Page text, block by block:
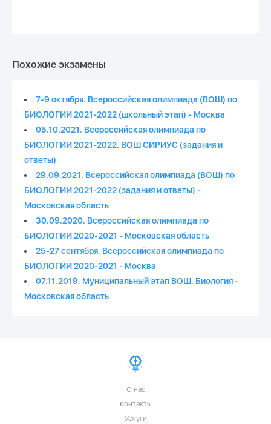
Похожие экзамены
7-9 октября. Всероссийская олимпиада (ВОШ) по
БИОЛОГИИ 2021-2022 (школьный этап) - Москва
05.10.2021. Всероссийская олимпиада по
БИОЛОГИИ 2021-2022. ВОШ СИРИУС (задания и
ответы)
29.09.2021. Всероссийская олимпиада (ВОШ) по
БИОЛОГИИ 2021-2022 (задания и ответы) -
Московская область
30.09.2020. Всероссийская олимпиада по
БИОЛОГИИ 2020-2021 - Московская область
25-27 сентября. Всероссийская олимпиада по
БИОЛОГИИ 2020-2021 - Москва
07.11.2019. Муниципальный этап ВОШ. Биология -
Московская область
О нас
Контакты
Услуги